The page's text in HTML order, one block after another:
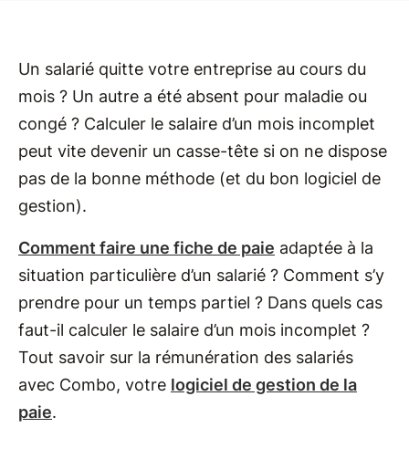
Un salarié quitte votre entreprise au cours du
mois ? Un autre a été absent pour maladie ou
congé ? Calculer le salaire d’un mois incomplet
peut vite devenir un casse-tête si on ne dispose
pas de la bonne méthode (et du bon logiciel de
gestion).
Comment faire une fiche de paie adaptée à la
situation particulière d’un salarié ? Comment s’y
prendre pour un temps partiel ? Dans quels cas
faut-il calculer le salaire d’un mois incomplet ?
Tout savoir sur la rémunération des salariés
avec Combo, votre logiciel de gestion de la
paie.